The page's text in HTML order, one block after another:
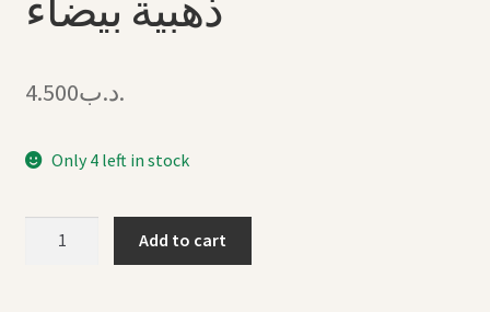
.د.ب4.500
Only 4 left in stock
Add to cart